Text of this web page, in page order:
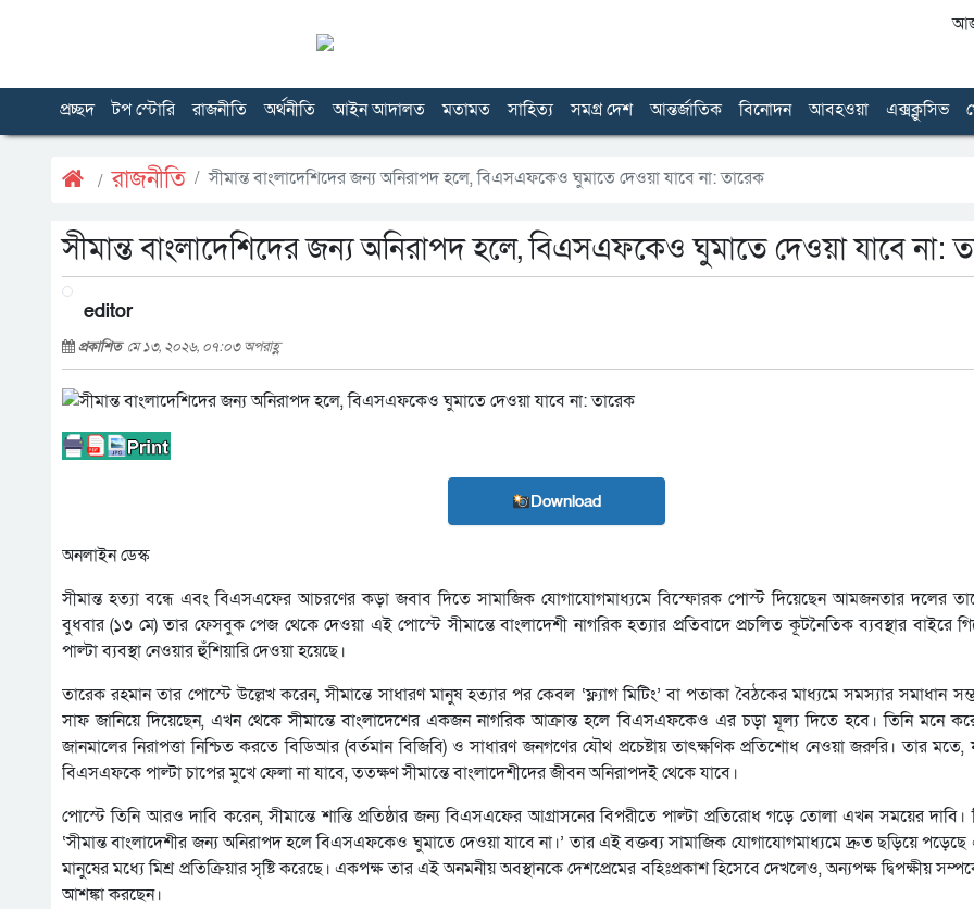
আজ
প্রচ্ছদ টপ স্টোরি রাজনীতি অর্থনীতি আইন আদালত মতামত সাহিত্য সমগ্র দেশ আন্তর্জাতিক বিনোদন আবহওয়া এক্সক্লুসিভ
রাজনীতি সীমান্ত বাংলাদেশিদের জন্য অনিরাপদ হলে, বিএসএফকেও ঘুমাতে দেওয়া যাবে না: তারেক
সীমান্ত বাংলাদেশিদের জন্য অনিরাপদ হলে, বিএসএফকেও ঘুমাতে দেওয়া যাবে না:
editor
প্রকাশিত মে ১৩, ২০২৬, ০৭:০৩ অপরাহ্ণ
Download
অনলাইন ডেস্ক
সীমান্ত হত্যা বন্ধে এবং বিএসএফের আচরণের কড়া জবাব দিতে সামাজিক যোগাযোগমাধ্যমে বিস্ফোরক পোস্ট দিয়েছেন আমজনতার দলের
বুধবার (১৩ মে) তার ফেসবুক পেজ থেকে দেওয়া এই পোস্টে সীমান্তে বাংলাদেশী নাগরিক হত্যার প্রতিবাদে প্রচলিত কূটনৈতিক ব্যবস্থার বাইরে
পাল্টা ব্যবস্থা নেওয়ার হুঁশিয়ারি দেওয়া হয়েছে।
তারেক রহমান তার পোস্টে উল্লেখ করেন, সীমান্তে সাধারণ মানুষ হত্যার পর কেবল ‘ফ্ল্যাগ মিটিং’ বা পতাকা বৈঠকের মাধ্যমে সমস্যার সমাধান
সাফ জানিয়ে দিয়েছেন, এখন থেকে সীমান্তে বাংলাদেশের একজন নাগরিক আক্রান্ত হলে বিএসএফকেও এর চড়া মূল্য দিতে হবে। তিনি মনে
জানমালের নিরাপত্তা নিশ্চিত করতে বিডিআর (বর্তমান বিজিবি) ও সাধারণ জনগণের যৌথ প্রচেষ্টায় তাৎক্ষণিক প্রতিশোধ নেওয়া জরুরি। তার মতে,
বিএসএফকে পাল্টা চাপের মুখে ফেলা না যাবে, ততক্ষণ সীমান্তে বাংলাদেশীদের জীবন অনিরাপদই থেকে যাবে।
পোস্টে তিনি আরও দাবি করেন, সীমান্তে শান্তি প্রতিষ্ঠার জন্য বিএসএফের আগ্রাসনের বিপরীতে পাল্টা প্রতিরোধ গড়ে তোলা এখন সময়ের দাবি।
‘সীমান্ত বাংলাদেশীর জন্য অনিরাপদ হলে বিএসএফকেও ঘুমাতে দেওয়া যাবে না।’ তার এই বক্তব্য সামাজিক যোগাযোগমাধ্যমে দ্রুত ছড়িয়ে পড়েছে
মানুষের মধ্যে মিশ্র প্রতিক্রিয়ার সৃষ্টি করেছে। একপক্ষ তার এই অনমনীয় অবস্থানকে দেশপ্রেমের বহিঃপ্রকাশ হিসেবে দেখলেও, অন্যপক্ষ দ্বিপক্ষীয়
আশঙ্কা করছেন।